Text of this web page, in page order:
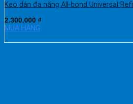
Keo dán đa năng All-bond Universal Refill
2.300.000 ₫
MUA HÀNG